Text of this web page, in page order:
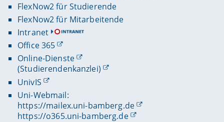
FlexNow2 für Studierende
FlexNow2 für Mitarbeitende
Intranet
Office 365
Online-Dienste
(Studierendenkanzlei)
UnivIS
Uni-Webmail:
https://mailex.uni-bamberg.de
https://o365.uni-bamberg.de